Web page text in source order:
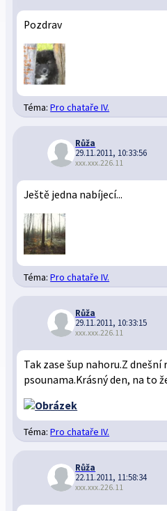
Pozdrav
Téma:Pro chataře IV.
Růža
29.11.2011, 10:33:56
xxx.xxx.226.11
Ještě jedna nabíjecí...
Téma:Pro chataře IV.
Růža
29.11.2011, 10:33:15
xxx.xxx.226.11
Tak zase šup nahoru.Z
psounama.Krásný den, na to
Téma:Pro chataře IV.
Růža
22.11.2011, 11:58:34
xxx.xxx.226.11